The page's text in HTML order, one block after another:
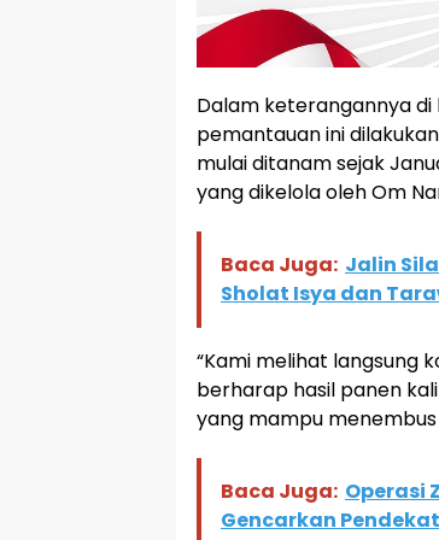
Dalam keterangannya di
pemantauan ini
mulai ditanam sejak
yang dikelola oleh Om
Baca Juga: Jalin
Sholat Isya dan
“Kami melihat langsung
berharap hasil panen
yang mampu menembus
Baca Juga: Operasi
Gencarkan